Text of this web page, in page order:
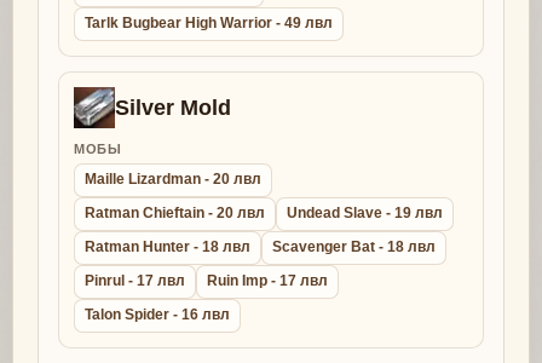
Tarlk Bugbear High Warrior - 49 лвл
Silver Mold
МОБЫ
Maille Lizardman - 20 лвл
Ratman Chieftain - 20 лвл
Undead Slave - 19 лвл
Ratman Hunter - 18 лвл
Scavenger Bat - 18 лвл
Pinrul - 17 лвл
Ruin Imp - 17 лвл
Talon Spider - 16 лвл